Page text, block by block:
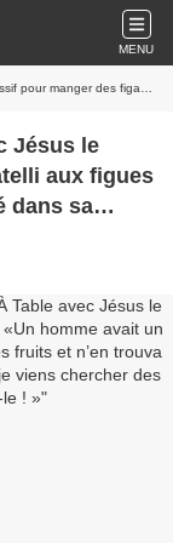
MENU
trois ans que je viens chercher des fruits sur ce figuier, et je n’en trouve pas. Coupe-le ! »
Jésus le
aux figues
dans sa
n’en trouva
ans que
figuier, et je